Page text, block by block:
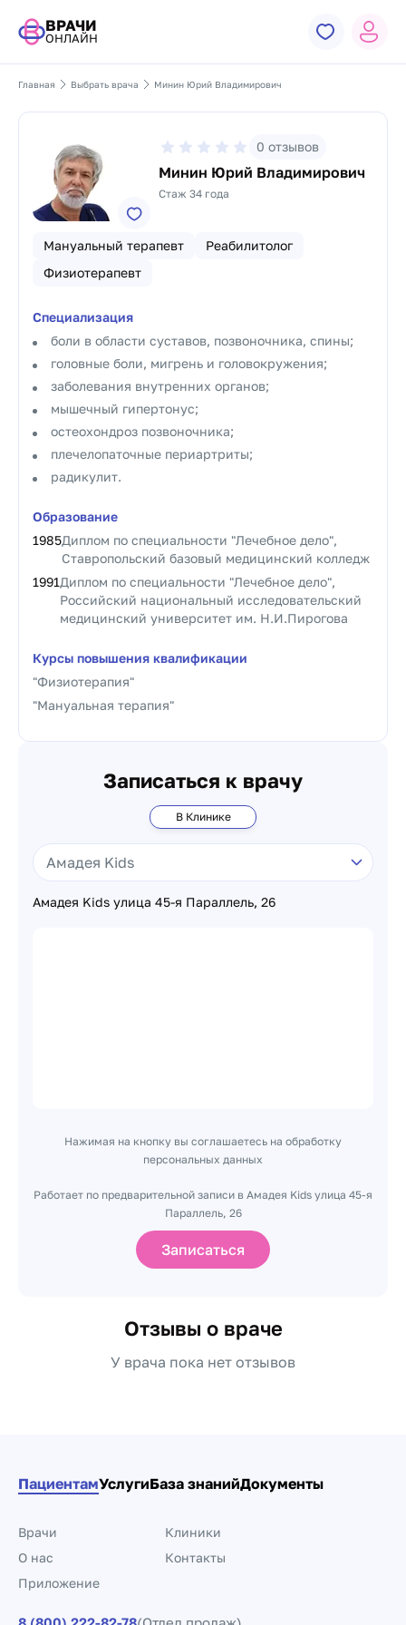
ВРАЧИ
ОНЛАЙН
Главная Выбрать врача Минин Юрий Владимирович
0 отзывов
Минин Юрий Владимирович
Стаж 34 года
Мануальный терапевт
Реабилитолог
Физиотерапевт
Специализация
боли в области суставов, позвоночника, спины;
головные боли, мигрень и головокружения;
заболевания внутренних органов;
мышечный гипертонус;
остеохондроз позвоночника;
плечелопаточные периартриты;
радикулит.
Образование
1985Диплом по специальности "Лечебное дело",
Ставропольский базовый медицинский колледж
1991Диплом по специальности "Лечебное дело",
Российский национальный исследовательский
медицинский университет им. Н.И.Пирогова
Курсы повышения квалификации
"Физиотерапия"
"Мануальная терапия"
Записаться к врачу
В Клинике
Амадея Kids улица 45-я Параллель, 26
Нажимая на кнопку вы соглашаетесь на обработку
персональных данных
Работает по предварительной записи в Амадея Kids улица 45-я
Параллель, 26
Записаться
Отзывы о враче
У врача пока нет отзывов
ПациентамУслугиБаза знанийДокументы
Врачи
Клиники
О нас
Контакты
Приложение